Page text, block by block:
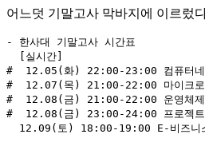
어느덧 기말고사 막바지에 이르렀
- 한사대 기말고사 시간표
  [실시간]
#  12.05(화) 22:00-23:00 컴퓨터네
#  12.07(목) 21:00-22:00 마이크로
#  12.08(금) 21:00-22:00 운영체제
#  12.08(금) 23:00-24:00 프로젝트
12.09(토) 18:00-19:00 E-비즈니